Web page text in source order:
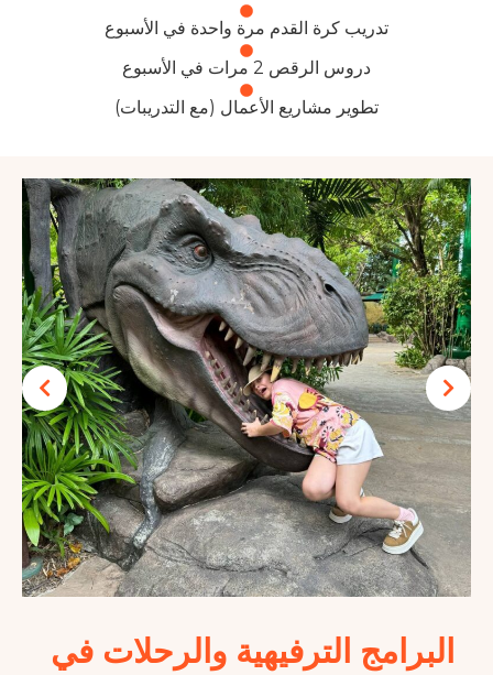
تدريب كرة القدم مرة واحدة في الأسبوع
دروس الرقص 2 مرات في الأسبوع
تطوير مشاريع الأعمال (مع التدريبات)
الترفيهية والرحلات في